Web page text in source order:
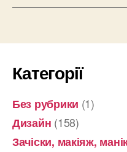
Категорії
Без рубрики (1)
Дизайн (158)
Зачіски, макіяж,